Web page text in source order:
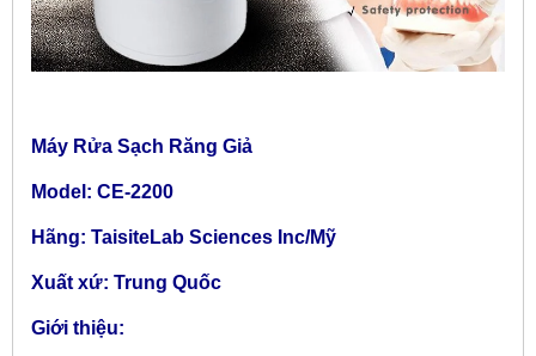
Máy Rửa Sạch Răng Giả
Model: CE-2200
Hãng: TaisiteLab Sciences Inc/Mỹ
Xuất xứ: Trung Quốc
Giới thiệu: